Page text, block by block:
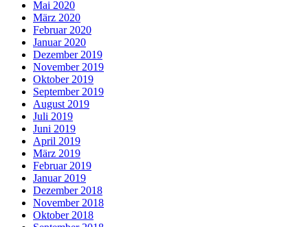
Mai 2020
März 2020
Februar 2020
Januar 2020
Dezember 2019
November 2019
Oktober 2019
September 2019
August 2019
Juli 2019
Juni 2019
April 2019
März 2019
Februar 2019
Januar 2019
Dezember 2018
November 2018
Oktober 2018